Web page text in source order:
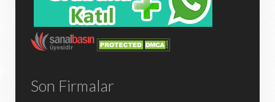
Son Firmalar